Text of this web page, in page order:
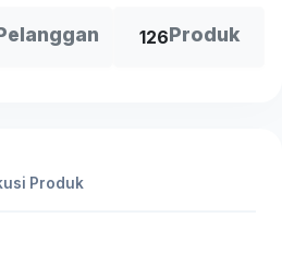
126Produk
Produk